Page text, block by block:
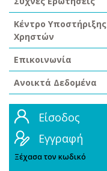
Κέντρο Υποστήριξης
Χρηστών
Επικοινωνία
Ανοικτά Δεδομένα
Είσοδος
Εγγραφή
Ξέχασα τον κωδικό